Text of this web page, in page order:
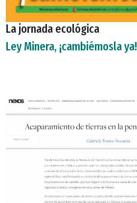
La jornada ecológica
Ley Minera, ¡cambiémosla ya!